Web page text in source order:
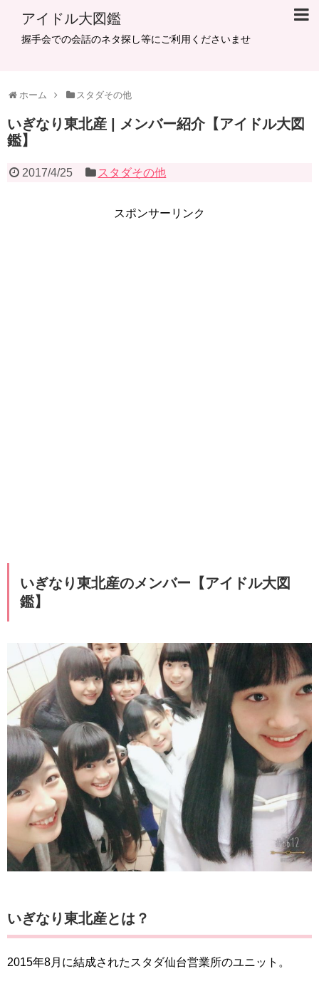
アイドル大図鑑
握手会での会話のネタ探し等にご利用くださいませ
ホーム スタダその他
いぎなり東北産 | メンバー紹介【アイドル大図
鑑】
2017/4/25 スタダその他
スポンサーリンク
いぎなり東北産のメンバー【アイドル大図
鑑】
いぎなり東北産とは？
2015年8月に結成されたスタダ仙台営業所のユニット。